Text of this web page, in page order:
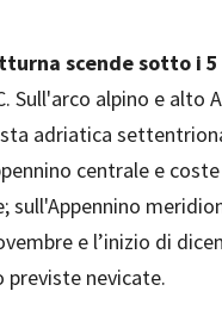
scende sotto i 5
Sull'arco alpino e alto
adriatica
centrale e
sull'Appennino
e l’inizio di
previste nevicate.